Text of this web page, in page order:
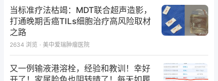
当标准疗法枯竭：MDT联合超声造影，
打通晚期舌癌TILs细胞治疗高风险取材
之路
2634 浏览 · 美中爱瑞肿瘤医院
又一例输液港溶栓，经验和教训！幸好